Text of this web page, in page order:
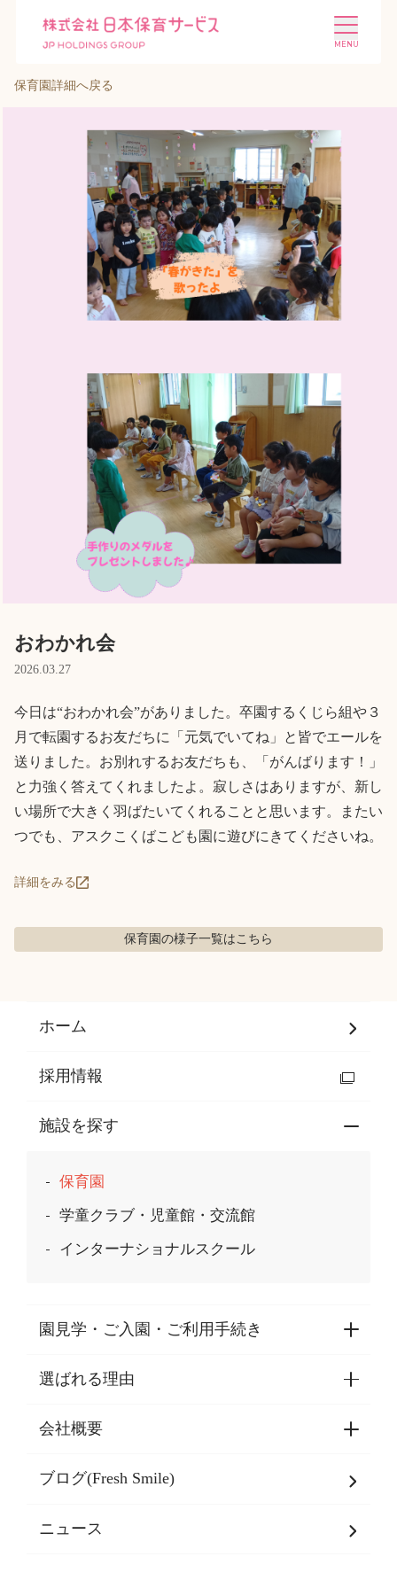
施設を探す 選ばれる理由
会社概要 ニュース
Language
ホーム
利用者の声
プライバシーポリシー
保育園詳細へ戻る
おわかれ会
2026.03.27
今日は“おわかれ会”がありました。卒園するくじら組や３
月で転園するお友だちに「元気でいてね」と皆でエールを
送りました。お別れするお友だちも、「がんばります！」
と力強く答えてくれましたよ。寂しさはありますが、新し
い場所で大きく羽ばたいてくれることと思います。またい
つでも、アスクこくばこども園に遊びにきてくださいね。
詳細をみる
保育園の様子一覧はこちら
ホーム
採用情報
施設を探す
保育園
学童クラブ・児童館・交流館
インターナショナルスクール
園見学・ご入園・ご利用手続き
園見学・ご入園・ご利用手続き
東京都認証保育所空き状況
選ばれる理由
選ばれる理由一覧
乳児期・幼児期・
会社概要
会社概要
ブログ(Fresh Smile)
ニュース